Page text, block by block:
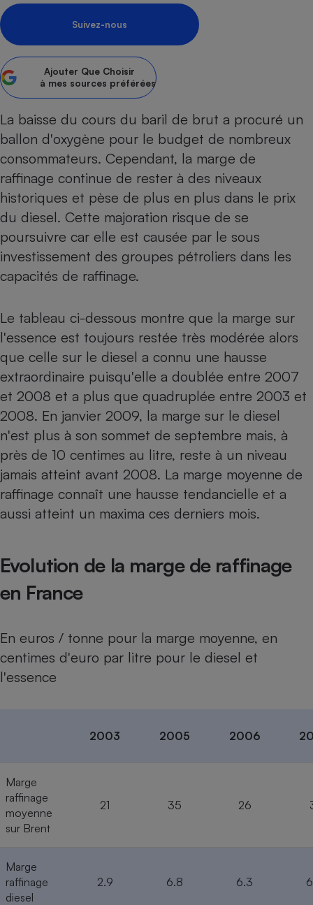
Suivez-nous
Ajouter Que Choisir
à mes sources préférées
La baisse du cours du baril de brut a procuré un
ballon d'oxygène pour le budget de nombreux
consommateurs. Cependant, la marge de
raffinage continue de rester à des niveaux
historiques et pèse de plus en plus dans le prix
du diesel. Cette majoration risque de se
poursuivre car elle est causée par le sous
investissement des groupes pétroliers dans les
capacités de raffinage.
Le tableau ci-dessous montre que la marge sur
l'essence est toujours restée très modérée alors
que celle sur le diesel a connu une hausse
extraordinaire puisqu'elle a doublée entre 2007
et 2008 et a plus que quadruplée entre 2003 et
2008. En janvier 2009, la marge sur le diesel
n'est plus à son sommet de septembre mais, à
près de 10 centimes au litre, reste à un niveau
jamais atteint avant 2008. La marge moyenne de
raffinage connaît une hausse tendancielle et a
aussi atteint un maxima ces derniers mois.
Evolution de la marge de raffinage
en France
En euros / tonne pour la marge moyenne, en
centimes d'euro par litre pour le diesel et
l'essence
2003 2005 2006
Marge
raffinage
moyenne
sur Brent
21 35 26
Marge
raffinage
diesel
2.9 6.8 6.3
Sécurité - Hygiène
Supermarché - Drive
Complément
alimentaire
Assurance
Banque - Crédit
Mutuelle
Assurance emprunteur
Banque
Circulation routière
Contrôle technique -
Comparateur auto
Comparatif hotte
Comparatif climatiseur
Comparatif aspirateur
Comparatif aspirateur
Comparatif cafetière
Comparatif robot cuiseur
Comparatif centrale
Gros électroménager
Petit électroménager -
Lave-linge
Plaque de cuisson à
Climatiseur -
Électricité - Gaz
Comparatif imprimante
Comparatif ordinateur
Comparatif ultrabook
Comparatif tablette
Image et son
Informatique
Téléphonie
Téléviseur
Téléphone mobile -
Smartphone
Crédit immobilier
Comparatif radiateur
Aménagement
Bricolage - Jardinage
Chauffage
Produit d'entretien
Sécurité domestique
Matelas
Climatiseur -
Ventilateur
Hygiène - Beauté
Maladie - Médecine -
Système de santé -
Mutuelle
Antimoustique
Retraite
Choisir son fioul
Choisir son pellet
Comparateur assurance emprunteur
Energie Moins Chère Ensemble
Tous les comparateurs
Toutes les cartes interactives
Speedtest - Testez le débit de votre
connexion Internet